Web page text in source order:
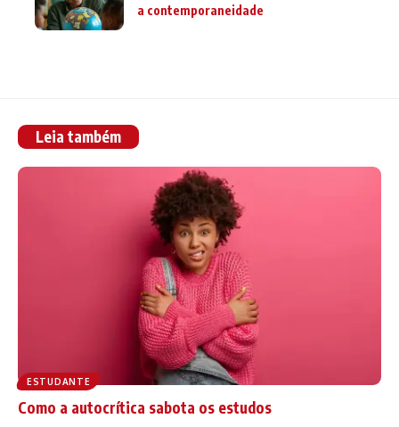
a contemporaneidade
Leia também
ESTUDANTE
Como a autocrítica sabota os estudos